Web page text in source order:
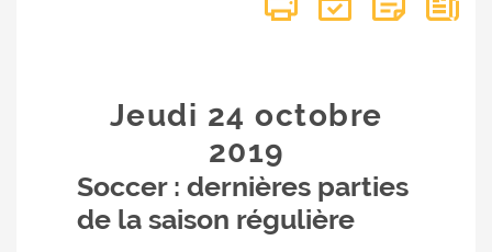
Jeudi 24 octobre
2019
Soccer : dernières parties
de la saison régulière